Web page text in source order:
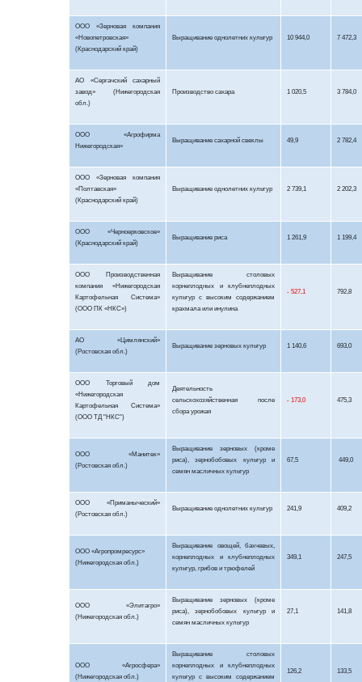
ООО «Зерновая компания
«Новопетровская»
(Краснодарский край)
Выращивание однолетних культур 10 944,0 7 472,3
АО «Сергачский сахарный
завод» (Нижегородская
обл.)
Производство сахара 1 020,5 3 784,0
ООО «Агрофирма
Нижегородская»
Выращивание сахарной свеклы 49,9 2 782,4
ООО «Зерновая компания
«Полтавская»
(Краснодарский край)
Выращивание однолетних культур 2 739,1 2 202,3
ООО «Черноерковское»
(Краснодарский край)
Выращивание риса 1 261,9 1 199,4
ООО Производственная
компания «Нижегородская
Картофельная Система»
(ООО ПК «НКС»)
Выращивание столовых
корнеплодных и клубнеплодных
культур с высоким содержанием
крахмала или инулина
- 527,1 792,8
АО «Цимлянский»
(Ростовская обл.)
Выращивание зерновых культур 1 140,6 693,0
ООО Торговый дом
«Нижегородская
Картофельная Система»
(ООО ТД "НКС")
Деятельность
сельскохозяйственная после
сбора урожая
- 173,0 475,3
ООО «Манитек»
(Ростовская обл.)
Выращивание зерновых (кроме
риса), зернобобовых культур и
семян масличных культур
67,5 449,0
ООО «Приманыческий»
(Ростовская обл.)
Выращивание однолетних культур 241,9 409,2
ООО «Агропромресурс»
(Нижегородская обл.)
Выращивание овощей, бахчевых,
корнеплодных и клубнеплодных
культур, грибов и трюфелей
349,1 247,5
ООО «Элитагро»
(Нижегородская обл.)
Выращивание зерновых (кроме
риса), зернобобовых культур и
семян масличных культур
27,1 141,8
ООО «Агросфера»
(Нижегородская обл.)
Выращивание столовых
корнеплодных и клубнеплодных
культур с высоким содержанием
126,2 133,5